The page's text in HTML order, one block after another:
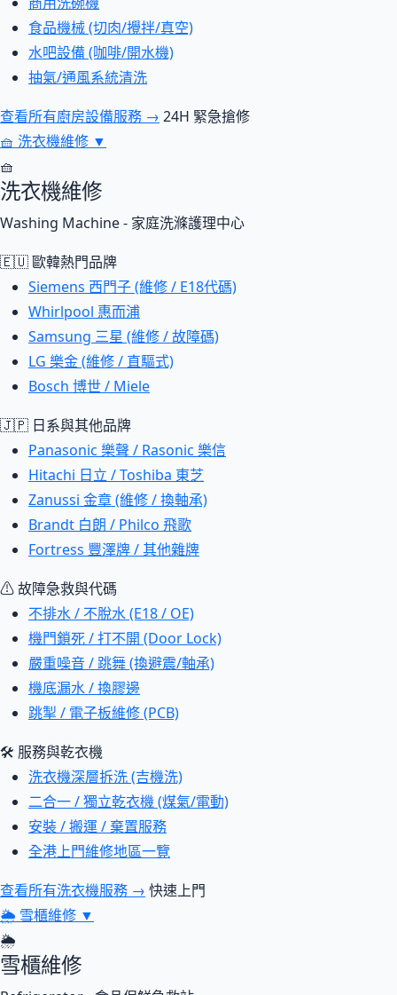
食品機械 (切肉/攪拌/真空)
水吧設備 (咖啡/開水機)
抽氣/通風系統清洗
查看所有廚房設備服務 → 24H 緊急搶修
🧺 洗衣機維修 ▼
🧺
洗衣機維修
Washing Machine - 家庭洗滌護理中心
🇪🇺 歐韓熱門品牌
Siemens 西門子 (維修 / E18代碼)
Whirlpool 惠而浦
Samsung 三星 (維修 / 故障碼)
LG 樂金 (維修 / 直驅式)
Bosch 博世 / Miele
🇯🇵 日系與其他品牌
Panasonic 樂聲 / Rasonic 樂信
Hitachi 日立 / Toshiba 東芝
Zanussi 金章 (維修 / 換軸承)
Brandt 白朗 / Philco 飛歌
Fortress 豐澤牌 / 其他雜牌
⚠ 故障急救與代碼
不排水 / 不脫水 (E18 / OE)
機門鎖死 / 打不開 (Door Lock)
嚴重噪音 / 跳舞 (換避震/軸承)
機底漏水 / 換膠邊
跳掣 / 電子板維修 (PCB)
🛠 服務與乾衣機
洗衣機深層拆洗 (吉機洗)
二合一 / 獨立乾衣機 (煤氣/電動)
安裝 / 搬運 / 棄置服務
全港上門維修地區一覽
查看所有洗衣機服務 → 快速上門
🌦 雪櫃維修 ▼
🌦
雪櫃維修